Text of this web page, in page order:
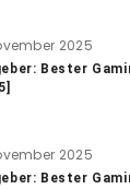
2025
Bester
2025
Bester